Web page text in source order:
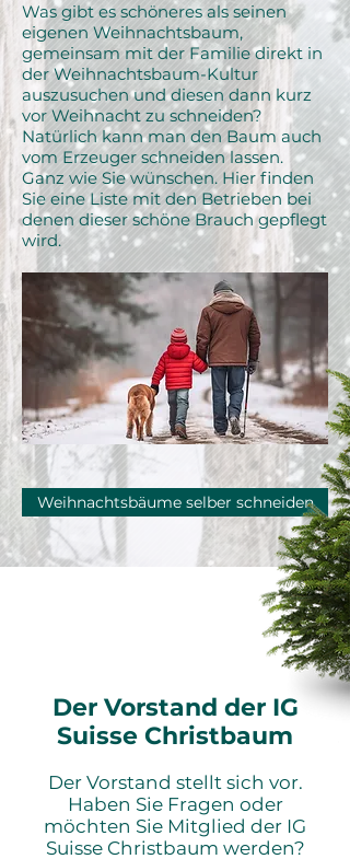
Was gibt es schöneres als seinen
eigenen Weihnachtsbaum,
gemeinsam mit der Familie direkt in
der Weihnachtsbaum-Kultur
auszusuchen und diesen dann kurz
vor Weihnacht zu schneiden?
Natürlich kann man den Baum auch
vom Erzeuger schneiden lassen.
Ganz wie Sie wünschen. Hier finden
Sie eine Liste mit den Betrieben bei
denen dieser schöne Brauch gepflegt
wird.
Weihnachtsbäume selber schneiden
Der Vorstand der IG
Suisse Christbaum
Der Vorstand stellt sich vor.
Haben Sie Fragen oder
möchten Sie Mitglied der IG
Suisse Christbaum werden?